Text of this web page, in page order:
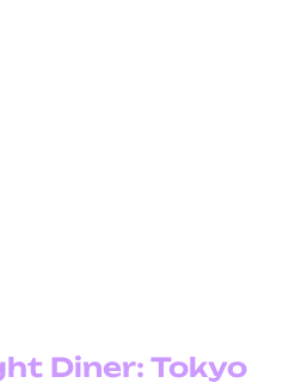
Diner: Tokyo